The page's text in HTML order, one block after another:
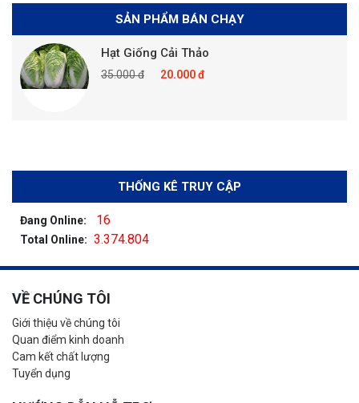
SẢN PHẨM BÁN CHẠY
Hạt Giống Cải Thảo
35.000 đ 20.000 đ
THỐNG KÊ TRUY CẬP
Đang Online: 16
Total Online: 3.374.804
VỀ CHÚNG TÔI
Giới thiệu về chúng tôi
Quan điểm kinh doanh
Cam kết chất lượng
Tuyển dụng